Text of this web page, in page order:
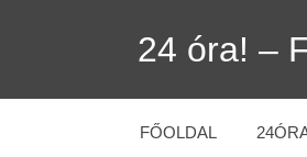
24 óra! –
FŐOLDAL